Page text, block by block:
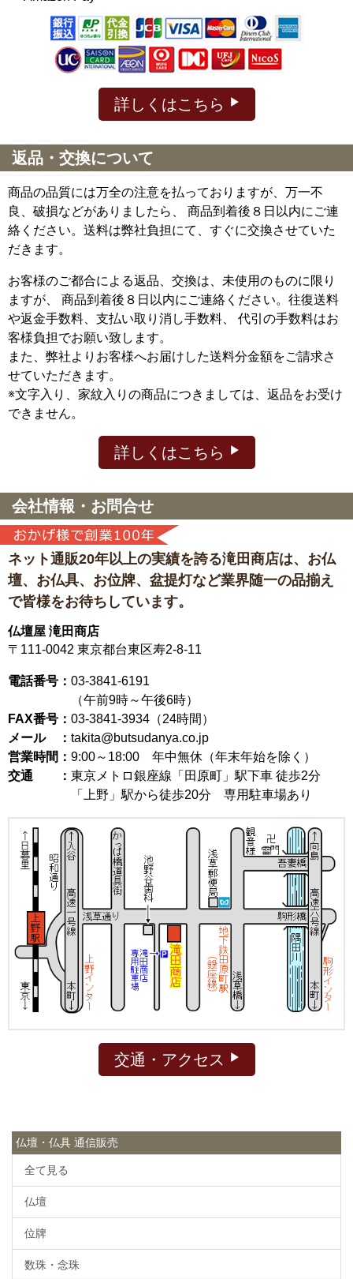
詳しくはこちら
返品・交換について
商品の品質には万全の注意を払っておりますが、万一不
良、破損などがありましたら、 商品到着後８日以内にご連
絡ください。送料は弊社負担にて、すぐに交換させていた
だきます。
お客様のご都合による返品、交換は、未使用のものに限り
ますが、
商品到着後８日以内にご連絡ください。往復送料
や返金手数料、支払い取り消し手数料、 代引の手数料はお
客様負担でお願い致します。
また、弊社よりお客様へお届けした送料分金額をご請求さ
せていただきます。
※文字入り、家紋入りの商品につきましては、返品をお受け
できません。
詳しくはこちら
会社情報・お問合せ
ネット通販20年以上の実績を誇る滝田商店は、 お仏
壇、お仏具、お位牌、盆提灯など業界随一の品揃え
で皆様をお待ちしています。
仏壇屋 滝田商店
〒111-0042 東京都台東区寿2-8-11
電話番号： 03-3841-6191
（午前9時～午後6時）
FAX番号： 03-3841-3934（24時間）
メール ： takita@butsudanya.co.jp
営業時間： 9:00～18:00 年中無休（年末年始を除く）
交通 ： 東京メトロ銀座線「田原町」駅下車 徒歩2分
「上野」駅から徒歩20分 専用駐車場あり
交通・アクセス
仏壇・仏具 通信販売
全て見る
仏壇
位牌
数珠・念珠